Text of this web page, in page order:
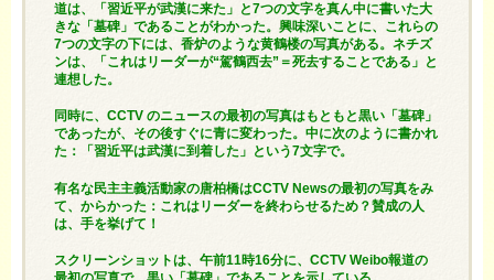
道は、「習近平が武漢に来た」と7つの文字を真ん中に書いた大
きな「墓碑」であることがわかった。興味深いことに、これらの
7つの文字の下には、香炉のような黄鶴楼の写真がある。ネチズ
ンは、「これはリーダーが“駕鶴西去”＝死去することである」と
連想した。
同時に、CCTV のニュースの最初の写真はもともと黒い「墓碑」
であったが、その後すぐに青に変わった。中に次のように書かれ
た：「習近平は武漢に到着した」という7文字で。
有名な民主主義活動家の唐柏橋はCCTV Newsの最初の写真をみ
て、からかった：これはリーダーを終わらせるため？賛成の人
は、手を挙げて！
スクリーンショットは、午前11時16分に、CCTV Weibo報道の